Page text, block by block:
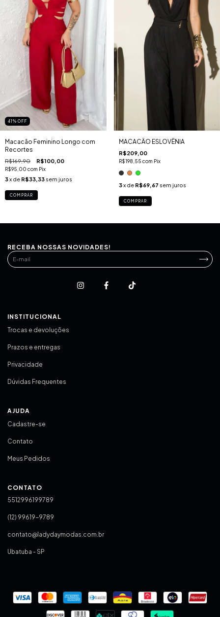
41 % OFF
Macacão Feminino Longo com
Recortes
R$169,90 R$100,00
R$95,00 com Pix
3x de R$33,33 sem juros
COMPRAR
MACACÃO ESLOVÊNIA
R$209,00
R$198,55 com Pix
3x de R$69,67 sem juros
COMPRAR
RECEBA NOSSAS NOVIDADES!
INSTITUCIONAL
Trocas e devoluções
Prazos e entregas
Privacidade
Dúvidas Frequentes
AJUDA
Cadastre-se
Contato
Meus Pedidos
CONTATO
5512996199789
(12) 99619-9789
contato@ladydaymodas.com.br
Ubatuba - SP